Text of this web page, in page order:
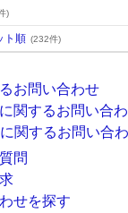
)
ト順 (232件)
せを探す